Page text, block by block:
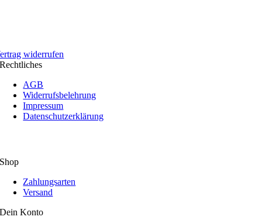
widerrufen
Rechtliches
AGB
Widerrufsbelehrung
Impressum
Datenschutzerklärung
Shop
Zahlungsarten
Versand
Dein Konto